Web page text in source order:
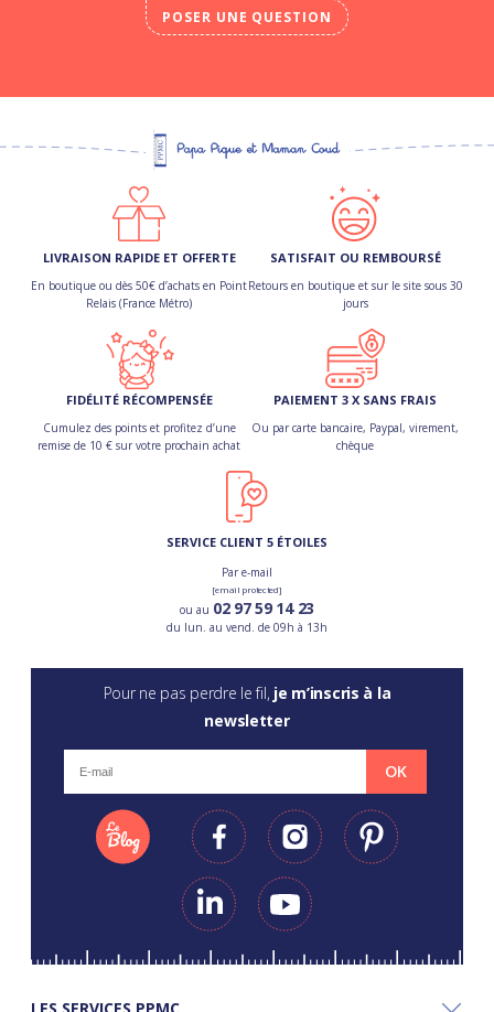
POSER UNE QUESTION
LIVRAISON RAPIDE ET OFFERTE
En boutique ou dès 50€ d’achats en Point
Relais (France Métro)
SATISFAIT OU REMBOURSÉ
Retours en boutique et sur le site sous 30
jours
FIDÉLITÉ RÉCOMPENSÉE
Cumulez des points et profitez d’une
remise de 10 € sur votre prochain achat
PAIEMENT 3 X SANS FRAIS
Ou par carte bancaire, Paypal, virement,
chèque
SERVICE CLIENT 5 ÉTOILES
Par e-mail
[email protected]
ou au 02 97 59 14 23
du lun. au vend. de 09h à 13h
Pour ne pas perdre le fil, je m’inscris à la
newsletter
OK